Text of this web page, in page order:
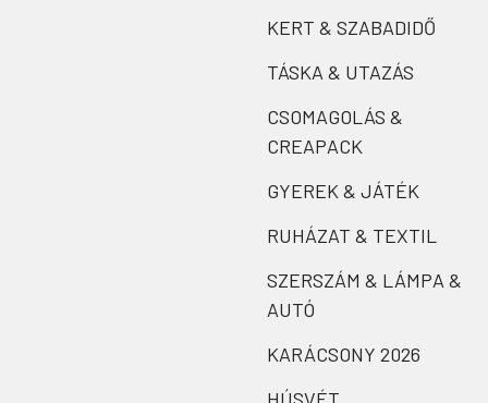
KERT & SZABADIDŐ
TÁSKA & UTAZÁS
CSOMAGOLÁS &
CREAPACK
GYEREK & JÁTÉK
RUHÁZAT & TEXTIL
SZERSZÁM & LÁMPA &
AUTÓ
KARÁCSONY 2026